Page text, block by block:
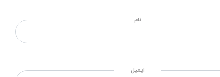
نام
ایمیل